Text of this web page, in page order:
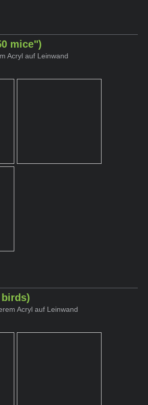
mice")
Acryl auf Leinwand
birds)
Acryl auf Leinwand